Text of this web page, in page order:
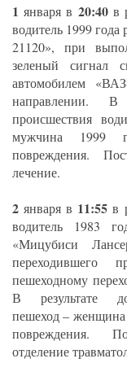
1 января в 20:40в
водитель 1999
21120», при
зеленый сигнал
автомобилем
направлении. В
происшествия
мужчина 1999
повреждения.
лечение.
2 января в 11:55 в
водитель 1983
«Мицубиси
переходившего
пешеходному
В результате
пешеход – женщина
повреждения.
отделение